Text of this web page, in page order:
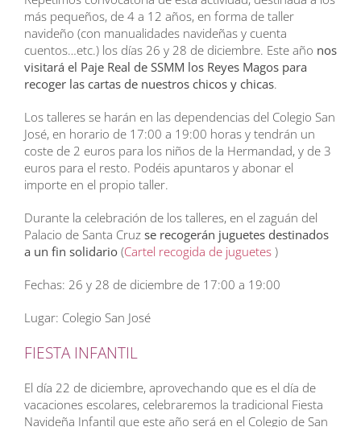
más pequeños, de 4 a 12 años, en forma de taller
navideño (con manualidades navideñas y cuenta
cuentos…etc.) los días 26 y 28 de diciembre. Este año nos
visitará el Paje Real de SSMM los Reyes Magos para
recoger las cartas de nuestros chicos y chicas.
Los talleres se harán en las dependencias del Colegio San
José, en horario de 17:00 a 19:00 horas y tendrán un
coste de 2 euros para los niños de la Hermandad, y de 3
euros para el resto. Podéis apuntaros y abonar el
importe en el propio taller.
Durante la celebración de los talleres, en el zaguán del
Palacio de Santa Cruz se recogerán juguetes destinados
a un fin solidario (Cartel recogida de juguetes )
Fechas: 26 y 28 de diciembre de 17:00 a 19:00
Lugar: Colegio San José
FIESTA INFANTIL
El día 22 de diciembre, aprovechando que es el día de
vacaciones escolares, celebraremos la tradicional Fiesta
Navideña Infantil que este año será en el Colegio de San